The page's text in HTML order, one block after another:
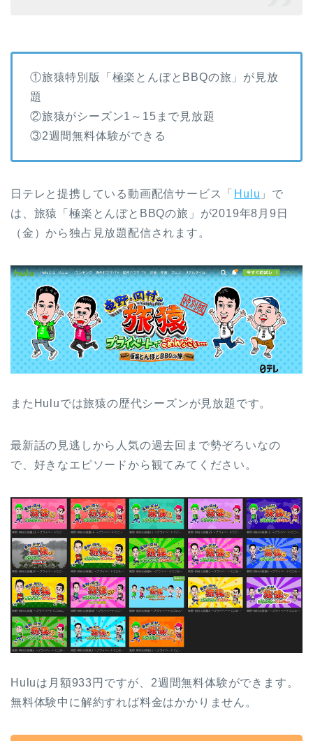
①旅猿特別版「極楽とんぼとBBQの旅」が見放
題
②旅猿がシーズン1～15まで見放題
③2週間無料体験ができる
日テレと提携している動画配信サービス「 Hulu 」で
は、旅猿「極楽とんぼとBBQの旅」が2019年8月9日
（金）から独占見放題配信されます。
またHuluでは旅猿の歴代シーズンが見放題です。
最新話の見逃しから人気の過去回まで勢ぞろいなの
で、好きなエピソードから観てみてください。
Huluは月額933円ですが、2週間無料体験ができます。
無料体験中に解約すれば料金はかかりません。